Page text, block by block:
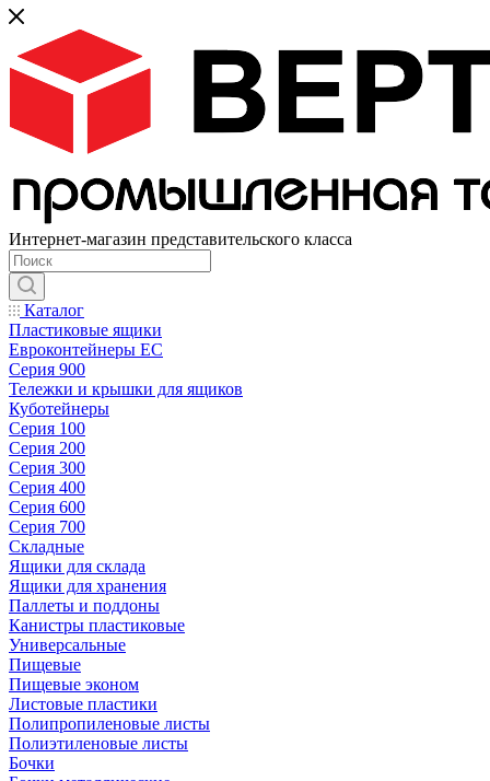
Интернет-магазин представительского класса
Каталог
Пластиковые ящики
Евроконтейнеры ЕС
Серия 900
Тележки и крышки для ящиков
Куботейнеры
Серия 100
Серия 200
Серия 300
Серия 400
Серия 600
Серия 700
Складные
Ящики для склада
Ящики для хранения
Паллеты и поддоны
Канистры пластиковые
Универсальные
Пищевые
Пищевые эконом
Листовые пластики
Полипропиленовые листы
Полиэтиленовые листы
Бочки